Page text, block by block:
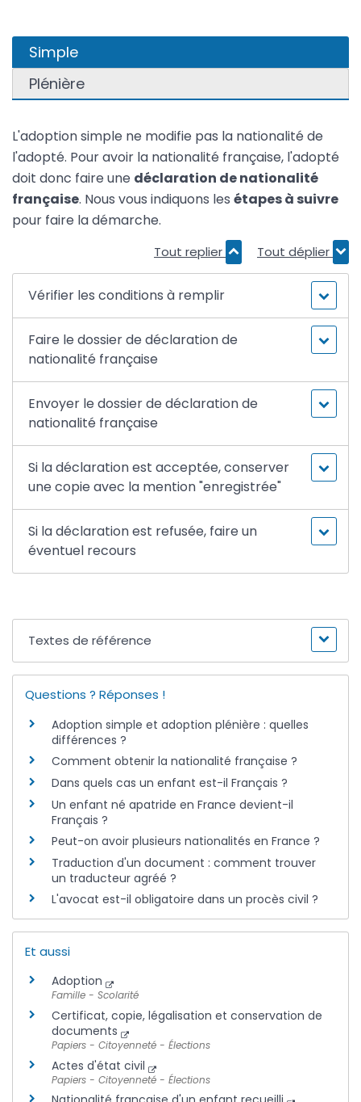
Simple
Plénière
L'adoption simple ne modifie pas la nationalité de
l'adopté. Pour avoir la nationalité française, l'adopté
doit donc faire une déclaration de nationalité
française. Nous vous indiquons les étapes à suivre
pour faire la démarche.
Tout replier Tout déplier
Vérifier les conditions à remplir
Faire le dossier de déclaration de
nationalité française
Envoyer le dossier de déclaration de
nationalité française
Si la déclaration est acceptée, conserver
une copie avec la mention "enregistrée"
Si la déclaration est refusée, faire un
éventuel recours
Textes de référence
Questions ? Réponses !
Adoption simple et adoption plénière : quelles
différences ?
Comment obtenir la nationalité française ?
Dans quels cas un enfant est-il Français ?
Un enfant né apatride en France devient-il
Français ?
Peut-on avoir plusieurs nationalités en France ?
Traduction d'un document : comment trouver
un traducteur agréé ?
L'avocat est-il obligatoire dans un procès civil ?
Et aussi
Adoption
Famille - Scolarité
Certificat, copie, légalisation et conservation de
documents
Papiers - Citoyenneté - Élections
Actes d'état civil
Papiers - Citoyenneté - Élections